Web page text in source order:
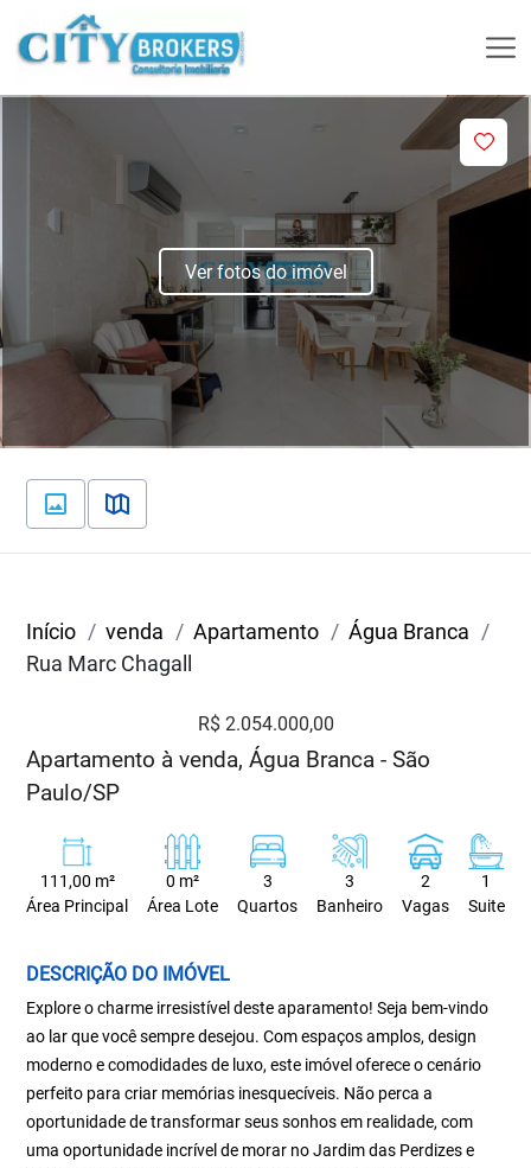
Ver fotos do imóvel
Início venda Apartamento
Água Branca
Rua Marc Chagall
R$ 2.054.000,00
Apartamento à venda, Água Branca - São
Paulo/SP
111,00 m²
Área Principal
0 m²
Área Lote
3
Quartos
3
Banheiro
2
Vagas
1
Suite
DESCRIÇÃO DO IMÓVEL
Explore o charme irresistível deste aparamento! Seja bem-vindo
ao lar que você sempre desejou. Com espaços amplos, design
moderno e comodidades de luxo, este imóvel oferece o cenário
perfeito para criar memórias inesquecíveis. Não perca a
oportunidade de transformar seus sonhos em realidade, com
uma oportunidade incrível de morar no Jardim das Perdizes e